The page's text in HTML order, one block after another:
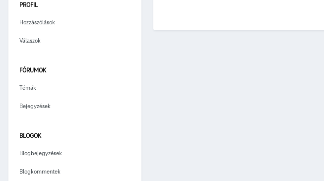
PROFIL
Hozzászólások
Válaszok
FÓRUMOK
Témák
Bejegyzések
BLOGOK
Blogbejegyzések
Blogkommentek